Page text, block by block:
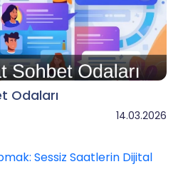
Odaları
14.03.2026